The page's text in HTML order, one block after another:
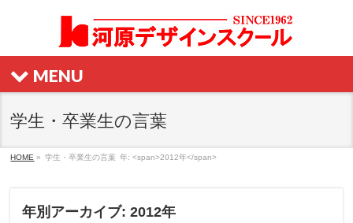
MENU
学生・卒業生の言葉
HOME » 学生・卒業生の言葉 年: <span>2012年</span>
年別アーカイブ: 2012年